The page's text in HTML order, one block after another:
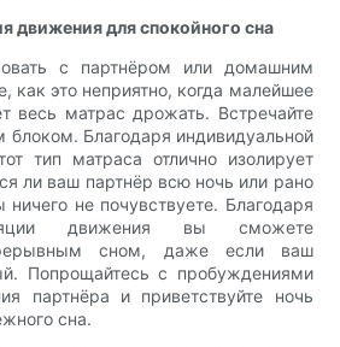
движения для спокойного сна
с партнёром или домашним
как это неприятно, когда малейшее
весь матрас дрожать. Встречайте
Благодаря индивидуальной
тип матраса отлично изолирует
ли ваш партнёр всю ночь или рано
ничего не почувствуете. Благодаря
движения вы сможете
сном, даже если ваш
Попрощайтесь с пробуждениями
партнёра и приветствуйте ночь
сна.